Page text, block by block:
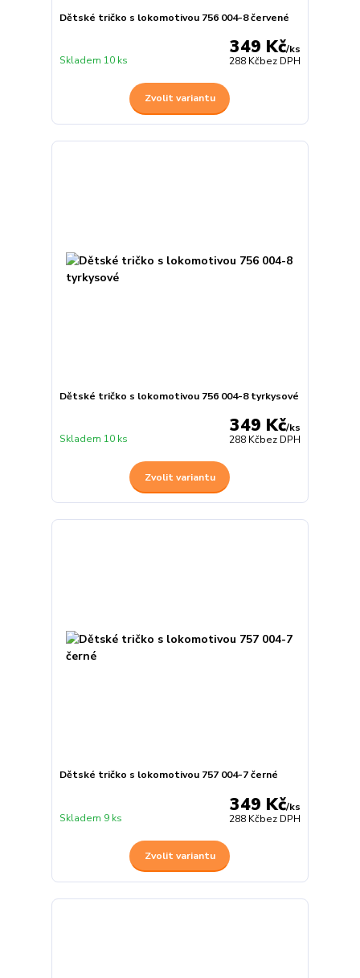
Dětské tričko s lokomotivou 756 004-8 červené
349 Kč/ks
288 Kčbez DPH
Skladem 10 ks
Zvolit variantu
Dětské tričko s lokomotivou 756 004-8 tyrkysové
349 Kč/ks
288 Kčbez DPH
Skladem 10 ks
Zvolit variantu
Dětské tričko s lokomotivou 757 004-7 černé
349 Kč/ks
288 Kčbez DPH
Skladem 9 ks
Zvolit variantu